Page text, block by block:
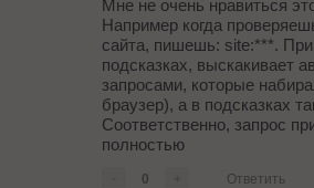
Мне не очень нравиться
Например когда
сайта, пишешь: site:***.
подсказках, выскакивает
запросами, которые
браузер), а в подсказках
Соответственно, запрос
полностью
0 Ответить